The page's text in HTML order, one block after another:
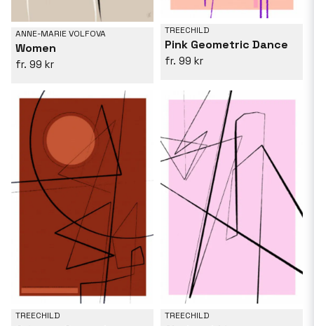
ANNE-MARIE VOLFOVA
Women
99 kr
TREECHILD
Pink Geometric Dance
99 kr
TREECHILD TREECHILD